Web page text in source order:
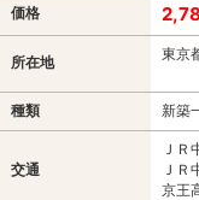
価格
所在地 東京
種類 新築
交通
Ｊ
Ｊ
京王